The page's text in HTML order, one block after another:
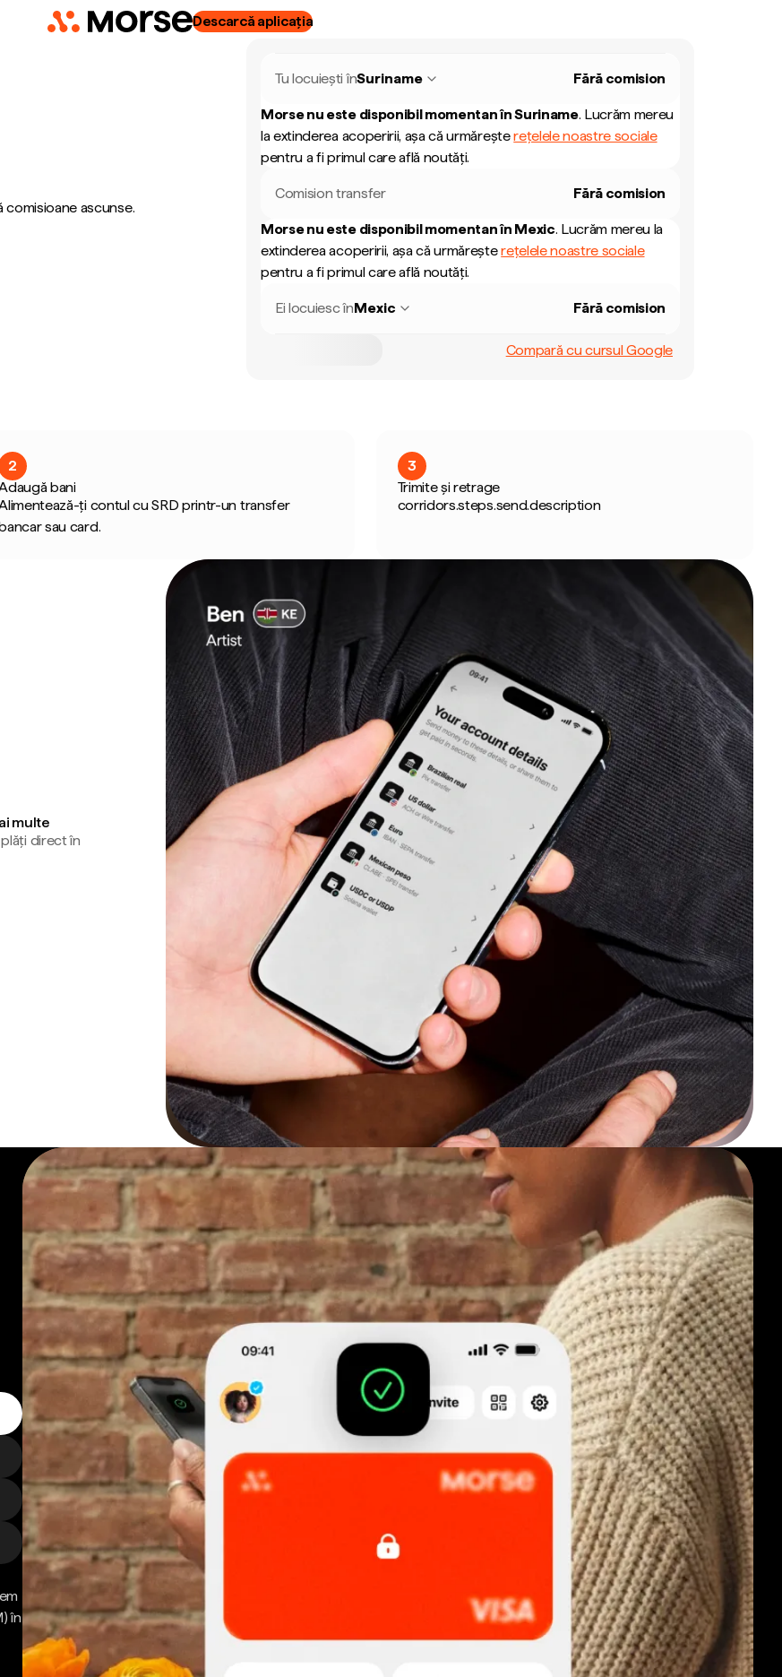
Descarcă aplicația
comisioane ascunse.
Tu locuiești înSuriname Fără comision
Morse nu este disponibil momentan înSuriname. Lucrăm mereu
la extinderea acoperirii, așa că urmăreșterețelele noastre sociale
pentru a fi primul care află noutăți.
Comision transfer Fără comision
Morse nu este disponibil momentan în Mexic. Lucrăm mereu la
extinderea acoperirii, așa că urmăreșterețelele noastre sociale
pentru a fi primul care află noutăți.
Ei locuiesc înMexic Fără comision
Compară cu cursul Google
2
bani
ți contul cu SRD printr-un transfer
sau card.
3
Trimite și retrage
corridors.steps.send.description
multe
direct în
în